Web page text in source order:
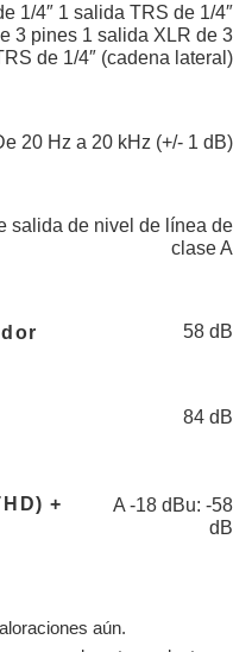
1/4″ 1 salida TRS de 1/4″
3 pines 1 salida XLR de 3
de 1/4″ (cadena lateral)
20 Hz a 20 kHz (+/- 1 dB)
salida de nivel de línea de
clase A
58 dB
84 dB
+
A -18 dBu: -58
dB
aún.